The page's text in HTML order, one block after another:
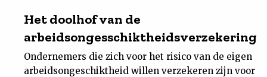
Magazine
Podcast
Het doolhof van de
arbeidsongesschiktheidsverzekering
Ondernemers die zich voor het risico van de eigen
arbeidsongeschiktheid willen verzekeren zijn voor